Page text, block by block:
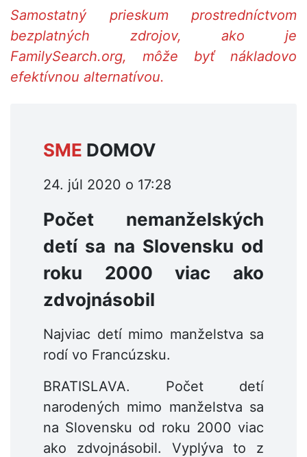
Samostatný prieskum prostredníctvom
bezplatných zdrojov, ako je
FamilySearch.org, môže byť nákladovo
efektívnou alternatívou.
SME DOMOV
24. júl 2020 o 17:28
Počet nemanželských
detí sa na Slovensku od
roku 2000 viac ako
zdvojnásobil
Najviac detí mimo manželstva sa
rodí vo Francúzsku.
BRATISLAVA. Počet detí
narodených mimo manželstva sa
na Slovensku od roku 2000 viac
ako zdvojnásobil. Vyplýva to z